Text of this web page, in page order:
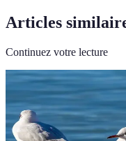
Articles
Continuez votre lecture